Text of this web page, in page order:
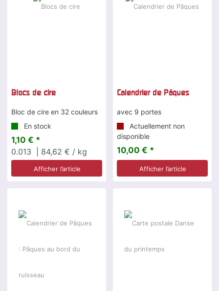
Blocs de cire
Bloc de cire en 32 couleurs
En stock
1,10 € *
0.013
| 84,62 € / kg
Afficher l’article
Calendrier de Pâques
avec 9 portes
Actuellement non
disponible
10,00 € *
Afficher l’article